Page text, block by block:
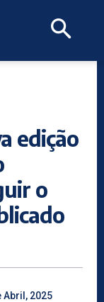
edição
o
Abril, 2025